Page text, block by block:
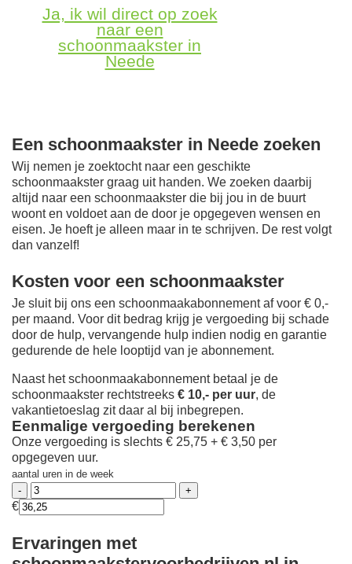
Ja, ik wil direct op zoek
naar een
schoonmaakster in
Neede
Een schoonmaakster in Neede zoeken
Wij nemen je zoektocht naar een geschikte
schoonmaakster graag uit handen. We zoeken daarbij
altijd naar een schoonmaakster die bij jou in de buurt
woont en voldoet aan de door je opgegeven wensen en
eisen. Je hoeft je alleen maar in te schrijven. De rest volgt
dan vanzelf!
Kosten voor een schoonmaakster
Je sluit bij ons een schoonmaakabonnement af voor € 0,-
per maand. Voor dit bedrag krijg je vergoeding bij schade
door de hulp, vervangende hulp indien nodig en garantie
gedurende de hele looptijd van je abonnement.
Naast het schoonmaakabonnement betaal je de
schoonmaakster rechtstreeks € 10,- per uur, de
vakantietoeslag zit daar al bij inbegrepen.
Eenmalige vergoeding berekenen
Onze vergoeding is slechts € 25,75 + € 3,50 per
opgegeven uur.
aantal uren in de week
€
Ervaringen met